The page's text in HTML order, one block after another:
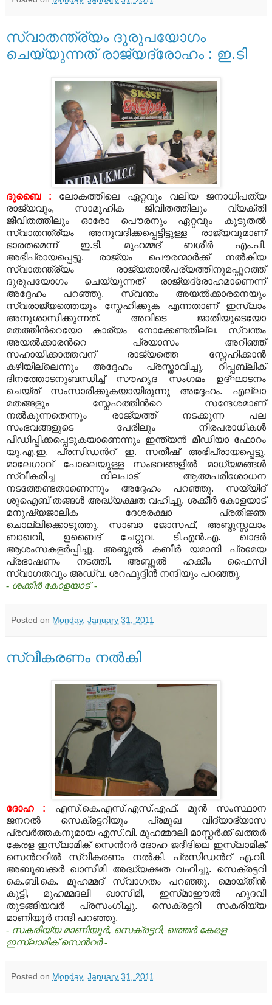
സ്വാതന്ത്ര്യം ദുരുപയോഗം
ചെയ്യുന്നത് രാജ്യദ്രോഹം : ഇ.ടി
ദുബൈ :
ലോകത്തിലെ ഏറ്റവും വലിയ ജനാധിപത്യ
രാജ്യവും, സാമൂഹിക ജീവിതത്തിലും വ്യക്തി
ജീവിതത്തിലും ഓരോ പൌരനും ഏറ്റവും കൂടുതല്‍
സ്വാതന്ത്ര്യം അനുവദിക്കപ്പെട്ടിട്ടുള്ള രാജ്യവുമാണ്
ഭാരതമെന്ന് ഇ.ടി. മുഹമ്മദ് ബശീര്‍ എം.പി.
അഭിപ്രായപ്പെട്ടു. രാജ്യം പൌരന്മാര്‍ക്ക് നല്‍കിയ
സ്വാതന്ത്ര്യം രാജ്യതാല്‍പര്യത്തിനുമപ്പുറത്ത്
ദുരുപയോഗം ചെയ്യുന്നത് രാജ്യദ്രോഹമാണെന്ന്
അദ്ദേഹം പറഞ്ഞു. സ്വന്തം അയല്‍ക്കാരനെയും
സ്വരാജ്യത്തെയും സ്നേഹിക്കുക എന്നതാണ് ഇസ്‍ലാം
അനുശാസിക്കുന്നത്. അവിടെ ജാതിയുടെയോ
മതത്തിന്‍റെയോ കാര്യം നോക്കേണ്ടതില്ല. സ്വന്തം
അയല്‍ക്കാരന്‍റെ പ്രയാസം അറിഞ്ഞ്
സഹായിക്കാത്തവന് രാജ്യത്തെ സ്നേഹിക്കാന്‍
കഴിയില്ലെന്നും അദ്ദേഹം പ്രസ്താവിച്ചു. റിപ്പബ്ലിക്
ദിനത്തോടനുബന്ധിച്ച് സൗഹൃദ സംഗമം ഉദ്ഘാടനം
ചെയ്ത് സംസാരിക്കുകയായിരുന്നു അദ്ദേഹം. എല്ലാ
മതങ്ങളും സ്നേഹത്തിന്‍റെ സന്ദേശമാണ്
നല്‍കുന്നതെന്നും രാജ്യത്ത് നടക്കുന്ന പല
സംഭവങ്ങളുടെ പേരിലും നിരപരാധികള്‍
പീഡിപ്പിക്കപ്പെടുകയാണെന്നും ഇന്ത്യന്‍ മീഡിയാ ഫോറം
യു.എ.ഇ. പ്രസിഡന്‍റ് ഇ. സതീഷ് അഭിപ്രായപ്പെട്ടു.
മാലേഗാവ് പോലെയുള്ള സംഭവങ്ങളില്‍ മാധ്യമങ്ങള്‍
സ്വീകരിച്ച നിലപാട് ആത്മപരിശോധന
നടത്തേണ്ടതാണെന്നും അദ്ദേഹം പറഞ്ഞു. സയ്യിദ്
ശുഐബ് തങ്ങള്‍ അദ്ധ്യക്ഷത വഹിച്ചു. ശക്കീര്‍ കോളയാട്
മനുഷ്യജാലിക ദേശരക്ഷാ പ്രതിജ്ഞ
ചൊല്ലിക്കൊടുത്തു. സാബാ ജോസഫ്, അബ്ദുസ്സലാം
ബാഖവി, ഉബൈദ് ചേറ്റുവ, ടി.എന്‍.എ. ഖാദര്‍
ആശംസകളര്‍പ്പിച്ചു. അബ്ദുല്‍ കബീര്‍ യമാനി പ്രമേയ
പ്രഭാഷണം നടത്തി. അബ്ദുല്‍ ഹക്കീം ഫൈസി
സ്വാഗതവും അഡ്വ. ശറഫുദ്ദീന്‍ നന്ദിയും പറഞ്ഞു.
- ശക്കീര്‍ കോളയാട് -
Posted on Monday, January 31, 2011
സ്വീകരണം നല്‍കി
ദോഹ : എസ്.കെ.എസ്.എസ്.എഫ്. മുന്‍ സംസ്ഥാന
ജനറല്‍ സെക്രട്ടറിയും പ്രമുഖ വിദ്യാഭ്യാസ
പ്രവര്‍ത്തകനുമായ എസ്.വി. മുഹമ്മദലി മാസ്റ്റര്‍ക്ക് ഖത്തര്‍
കേരള ഇസ്‍ലാമിക് സെന്‍റര്‍ ദോഹ ജദീദിലെ ഇസ്‍ലാമിക്
സെന്‍ററില്‍ സ്വീകരണം നല്‍കി. പ്രസിഡന്‍റ് എ.വി.
അബൂബക്കര്‍ ഖാസിമി അദ്ധ്യക്ഷത വഹിച്ചു. സെക്രട്ടറി
കെ.ബി.കെ. മുഹമ്മദ് സ്വാഗതം പറഞ്ഞു. മൊയ്തീന്‍
കുട്ടി, മുഹമ്മദലി ഖാസിമി, ഇസ്‍മാഈല്‍ ഹുദവി
തുടങ്ങിയവര്‍ പ്രസംഗിച്ചു. സെക്രട്ടറി സകരിയ്യ
മാണിയൂര്‍ നന്ദി പറഞ്ഞു.
- സകരിയ്യ മാണിയൂര്‍, സെക്രട്ടറി, ഖത്തര്‍ കേരള
ഇസ്‍ലാമിക് സെന്‍റര്‍ -
Posted on Monday, January 31, 2011